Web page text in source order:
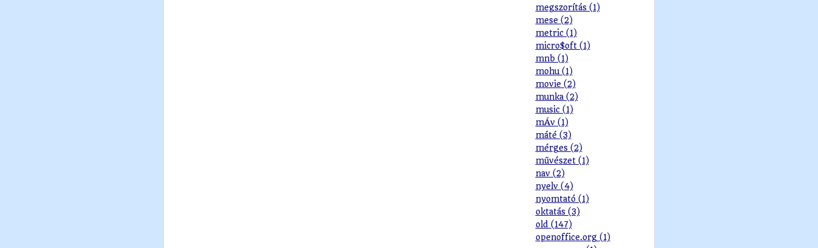
megszorítás (1)
mese (2)
metric (1)
micro$oft (1)
mnb (1)
mohu (1)
movie (2)
munka (2)
music (1)
mÁv (1)
máté (3)
mérges (2)
művészet (1)
nav (2)
nyelv (4)
nyomtató (1)
oktatás (3)
old (147)
openoffice.org (1)